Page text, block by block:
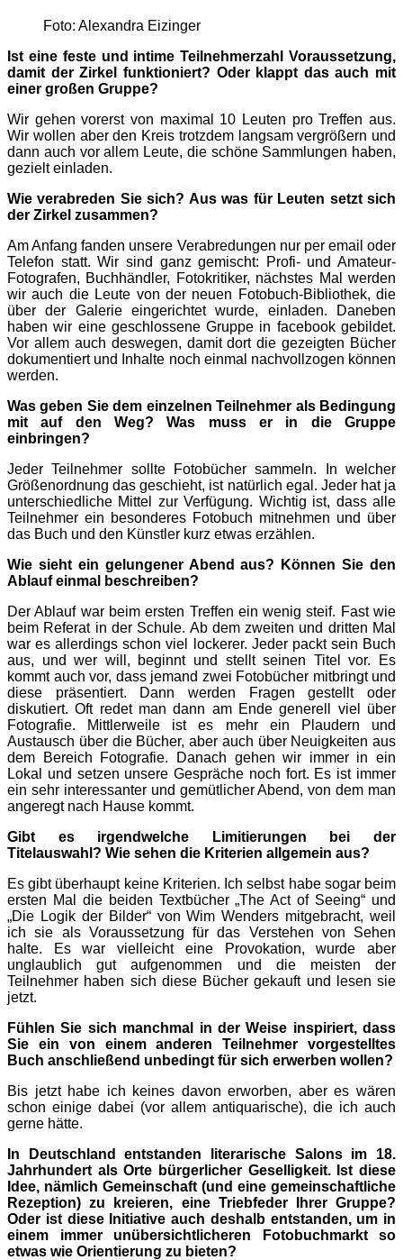
Foto: Alexandra Eizinger
Ist eine feste und intime Teilnehmerzahl Voraussetzung,
damit der Zirkel funktioniert? Oder klappt das auch mit
einer großen Gruppe?
Wir gehen vorerst von maximal 10 Leuten pro Treffen aus.
Wir wollen aber den Kreis trotzdem langsam vergrößern und
dann auch vor allem Leute, die schöne Sammlungen haben,
gezielt einladen.
Wie verabreden Sie sich? Aus was für Leuten setzt sich
der Zirkel zusammen?
Am Anfang fanden unsere Verabredungen nur per email oder
Telefon statt. Wir sind ganz gemischt: Profi- und Amateur-
Fotografen, Buchhändler, Fotokritiker, nächstes Mal werden
wir auch die Leute von der neuen Fotobuch-Bibliothek, die
über der Galerie eingerichtet wurde, einladen. Daneben
haben wir eine geschlossene Gruppe in facebook gebildet.
Vor allem auch deswegen, damit dort die gezeigten Bücher
dokumentiert und Inhalte noch einmal nachvollzogen können
werden.
Was geben Sie dem einzelnen Teilnehmer als Bedingung
mit auf den Weg? Was muss er in die Gruppe
einbringen?
Jeder Teilnehmer sollte Fotobücher sammeln. In welcher
Größenordnung das geschieht, ist natürlich egal. Jeder hat ja
unterschiedliche Mittel zur Verfügung. Wichtig ist, dass alle
Teilnehmer ein besonderes Fotobuch mitnehmen und über
das Buch und den Künstler kurz etwas erzählen.
Wie sieht ein gelungener Abend aus? Können Sie den
Ablauf einmal beschreiben?
Der Ablauf war beim ersten Treffen ein wenig steif. Fast wie
beim Referat in der Schule. Ab dem zweiten und dritten Mal
war es allerdings schon viel lockerer. Jeder packt sein Buch
aus, und wer will, beginnt und stellt seinen Titel vor. Es
kommt auch vor, dass jemand zwei Fotobücher mitbringt und
diese präsentiert. Dann werden Fragen gestellt oder
diskutiert. Oft redet man dann am Ende generell viel über
Fotografie. Mittlerweile ist es mehr ein Plaudern und
Austausch über die Bücher, aber auch über Neuigkeiten aus
dem Bereich Fotografie. Danach gehen wir immer in ein
Lokal und setzen unsere Gespräche noch fort. Es ist immer
ein sehr interessanter und gemütlicher Abend, von dem man
angeregt nach Hause kommt.
Gibt es irgendwelche Limitierungen bei der
Titelauswahl? Wie sehen die Kriterien allgemein aus?
Es gibt überhaupt keine Kriterien. Ich selbst habe sogar beim
ersten Mal die beiden Textbücher „The Act of Seeing“ und
„Die Logik der Bilder“ von Wim Wenders mitgebracht, weil
ich sie als Voraussetzung für das Verstehen von Sehen
halte. Es war vielleicht eine Provokation, wurde aber
unglaublich gut aufgenommen und die meisten der
Teilnehmer haben sich diese Bücher gekauft und lesen sie
jetzt.
Fühlen Sie sich manchmal in der Weise inspiriert, dass
Sie ein von einem anderen Teilnehmer vorgestelltes
Buch anschließend unbedingt für sich erwerben wollen?
Bis jetzt habe ich keines davon erworben, aber es wären
schon einige dabei (vor allem antiquarische), die ich auch
gerne hätte.
In Deutschland entstanden literarische Salons im 18.
Jahrhundert als Orte bürgerlicher Geselligkeit. Ist diese
Idee, nämlich Gemeinschaft (und eine gemeinschaftliche
Rezeption) zu kreieren, eine Triebfeder Ihrer Gruppe?
Oder ist diese Initiative auch deshalb entstanden, um in
einem immer unübersichtlicheren Fotobuchmarkt so
etwas wie Orientierung zu bieten?